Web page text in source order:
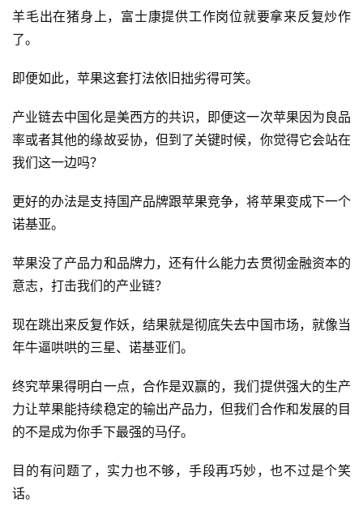
羊毛出在猪身上，富士康提供工作岗位就要拿来反复炒作
了。
即便如此，苹果这套打法依旧拙劣得可笑。
产业链去中国化是美西方的共识，即便这一次苹果因为良品
率或者其他的缘故妥协，但到了关键时候，你觉得它会站在
我们这一边吗？
更好的办法是支持国产品牌跟苹果竞争，将苹果变成下一个
诺基亚。
苹果没了产品力和品牌力，还有什么能力去贯彻金融资本的
意志，打击我们的产业链？
现在跳出来反复作妖，结果就是彻底失去中国市场，就像当
年牛逼哄哄的三星、诺基亚们。
终究苹果得明白一点，合作是双赢的，我们提供强大的生产
力让苹果能持续稳定的输出产品力，但我们合作和发展的目
的不是成为你手下最强的马仔。
目的有问题了，实力也不够，手段再巧妙，也不过是个笑
话。